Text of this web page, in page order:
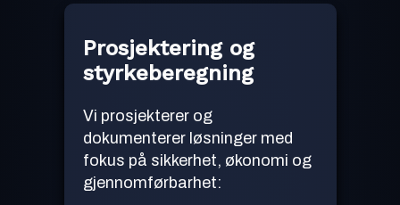
Prosjektering og
styrkeberegning
Vi prosjekterer og
dokumenterer løsninger med
fokus på sikkerhet, økonomi og
gjennomførbarhet: